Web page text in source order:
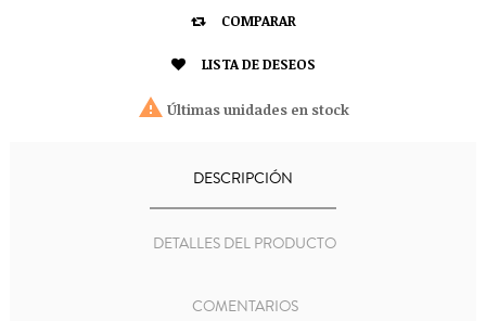
 COMPARAR
 LISTA DE DESEOS
 Últimas unidades en stock
DESCRIPCIÓN
DETALLES DEL PRODUCTO
COMENTARIOS